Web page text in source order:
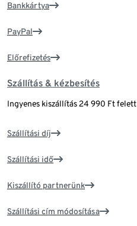
Bankkártya
PayPal
Előrefizetés
Szállítás & kézbesítés
Ingyenes kiszállítás 24 990 Ft felett
Szállítási díj
Szállítási idő
Kiszállító partnerünk
Szállítási cím módosítása